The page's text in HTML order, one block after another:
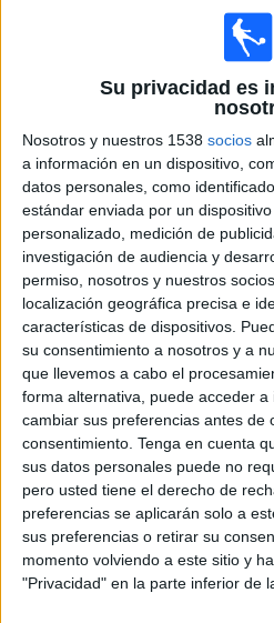
Su privacidad es
Nosotros y nuestros 1538 socios
a información en un dispositivo,
datos personales, como
estándar enviada por un
personalizado, medición de
investigación de audiencia y
permiso, nosotros y nuestros
localización geográfica precisa e
características de dispositivos.
su consentimiento a nosotros y a
que llevemos a cabo el
forma alternativa, puede acceder
cambiar sus preferencias antes de
consentimiento. Tenga en cuenta
sus datos personales puede no
pero usted tiene el derecho de
preferencias se aplicarán solo a
sus preferencias o retirar su
momento volviendo a este sitio y
"Privacidad" en la parte inferior de
Canal por confirmar
Martes, 29/09/2026
UEFA Nations League
Fase de grupos
España
Croacia
Canal por confirmar
Sábado, 03/10/2026
20:45
UEFA Nations League
Fase de grupos
España
Canal por confirmar